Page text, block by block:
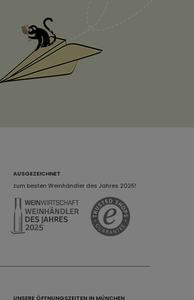
AUSGEZEICHNET
zum besten Weinhändler des Jahres 2025!
UNSERE ÖFFNUNGSZEITEN IN MÜNCHEN